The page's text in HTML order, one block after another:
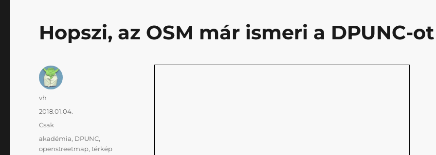
Hopszi, az OSM már ismeri a DPUNC-ot
Szerző
vh
Közzétéve
2018.01.04.
Kategória
Csak
Címke
akadémia, DPUNC,
openstreetmap,térkép